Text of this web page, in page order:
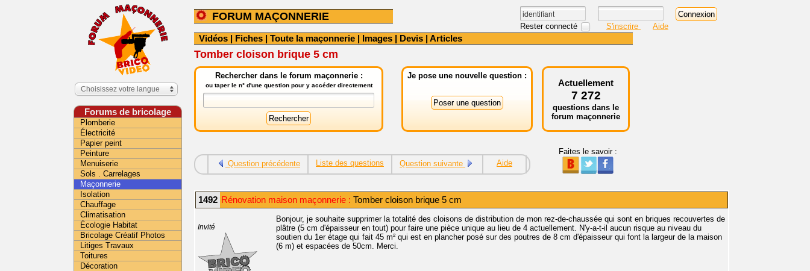
FORUM MAÇONNERIE
Rester connecté S'inscrire Aide
Vidéos | Fiches | Toute la maçonnerie | Images | Devis | Articles
Tomber cloison brique 5 cm
Rechercher dans le forum maçonnerie :
ou taper le n° d'une question pour y accéder directement
Je pose une nouvelle question :
Actuellement
7 272
questions dans le
forum maçonnerie
Question précédente Liste des questions Question suivante Aide
Faites le savoir :
1492 Rénovation maison maçonnerie : Tomber cloison brique 5 cm
Invité
Bonjour, je souhaite supprimer la totalité des cloisons de distribution de mon rez-de-chaussée qui sont en briques recouvertes de
plâtre (5 cm d'épaisseur en tout) pour faire une pièce unique au lieu de 4 actuellement. N'y-a-t-il aucun risque au niveau du
soutien du 1er étage qui fait 45 m² qui est en plancher posé sur des poutres de 8 cm d'épaisseur qui font la largeur de la maison
(6 m) et espacées de 50cm. Merci.
Choisissez votre langue
Forums de bricolage
Plomberie
Électricité
Papier peint
Peinture
Menuiserie
Sols . Carrelages
Maçonnerie
Isolation
Chauffage
Climatisation
Écologie Habitat
Bricolage Créatif Photos
Litiges Travaux
Toitures
Décoration